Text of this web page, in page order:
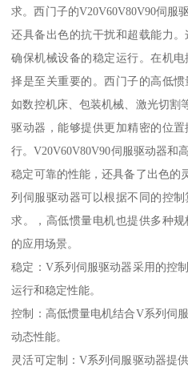
求。西门子的V20V60V80V90伺服
还具备出色的抗干扰和超载能力
确保机械设备的稳定运行。在机
择是至关重要的。西门子的高低
如数控机床、包装机械、激光切割
驱动器，能够提供更加精密的位
行。V20V60V80V90伺服驱动器和
稳定可靠的性能，还具备了出色的
列伺服驱动器可以根据不同的控
求。，高低惯量电机也提供多种
的应用场景。
稳定：V系列伺服驱动器采用的控
运行和稳定性能。
控制：高低惯量电机结合V系列伺
动态性能。
灵活可定制：V系列伺服驱动器提